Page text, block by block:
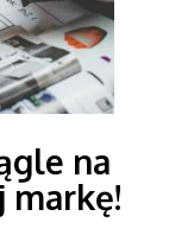
na
markę!